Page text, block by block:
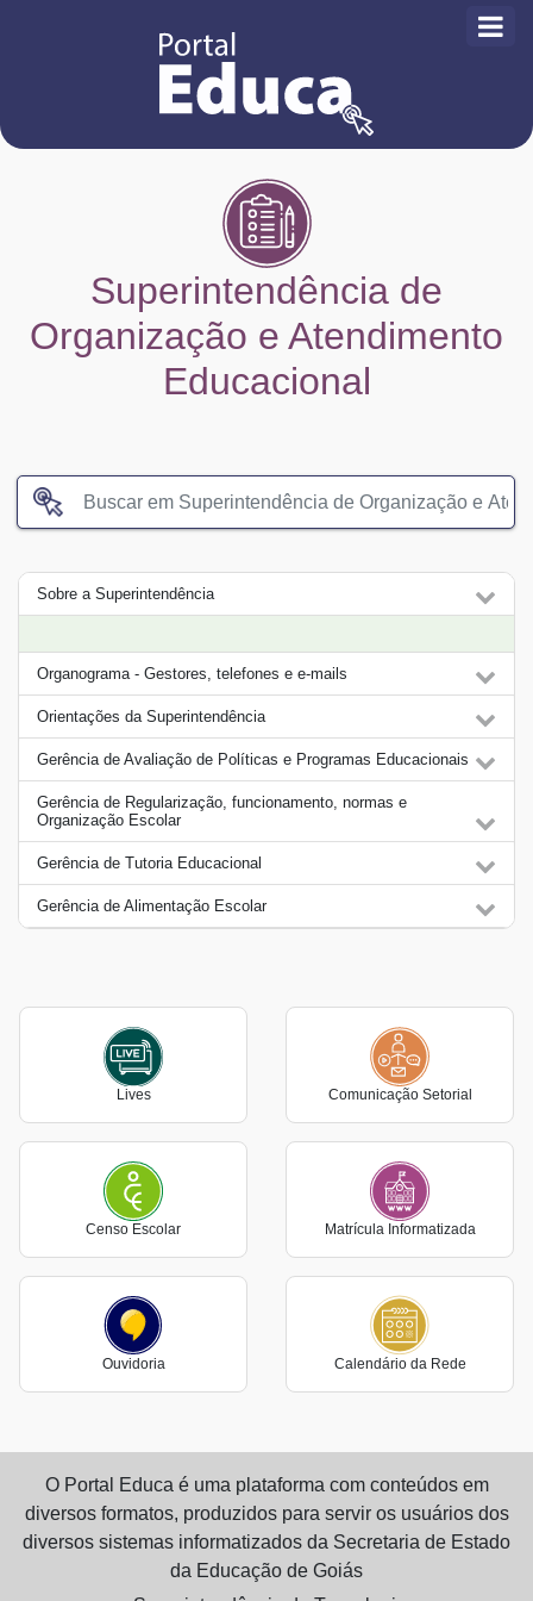
Superintendência de
Organização e Atendimento
Educacional
Sobre a Superintendência
Organograma - Gestores, telefones e e-mails
Orientações da Superintendência
Gerência de Avaliação de Políticas e Programas Educacionais
Gerência de Regularização, funcionamento, normas e
Organização Escolar
Gerência de Tutoria Educacional
Gerência de Alimentação Escolar
Lives Comunicação Setorial
Censo Escolar Matrícula Informatizada
Ouvidoria Calendário da Rede
O Portal Educa é uma plataforma com conteúdos em
diversos formatos, produzidos para servir os usuários dos
diversos sistemas informatizados da Secretaria de Estado
da Educação de Goiás